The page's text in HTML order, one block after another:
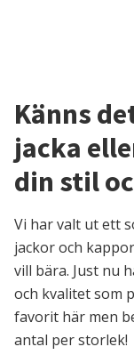
Känns
jacka
din stil
Vi har valt ut ett
jackor och
vill bära. Just nu
och kvalitet som
favorit här men
antal per storlek!